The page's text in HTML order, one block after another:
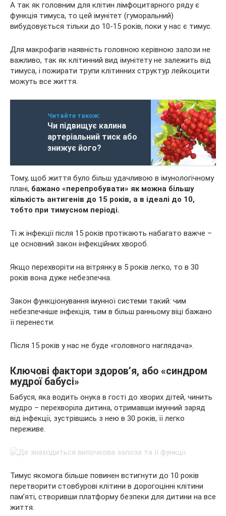
А так як головним для клітин лімфоцитарного ряду є
функція тимуса, то цей імунітет (гуморальний)
вибудовується тільки до 10-15 років, поки у нас є тимус.
Для макрофагів наявність головною керівною залози не
важливо, так як клітинний вид імунітету не залежить від
тимуса, і пожирати трупи клітинних структур лейкоцити
можуть все життя.
Читайте також:
Чи підвищує калина
артеріальний тиск або
знижує його?
Тому, щоб життя було більш удачливою в імунологічному
плані, бажано «перепробувати» як можна більшу
кількість антигенів до 15 років, а в ідеалі до 10,
тобто при тимусном періоді.
Ті ж інфекції після 15 років протікають набагато важче –
це основний закон інфекційних хвороб.
Якщо перехворіти на вітрянку в 5 років легко, то в 30
років вона дуже небезпечна.
Закон функціонування імунної системи такий: чим
небезпечніше інфекція, тим в більш ранньому віці бажано
її перенести.
Після 15 років у нас не буде «головного наглядача».
Ключові фактори здоров’я, або «синдром
мудрої бабусі»
Бабуся, яка водить онука в гості до хворих дітей, чинить
мудро – перехворіла дитина, отримавши імунний заряд
від інфекції, зустрівшись з нею в 30 років, її легко
переживе.
Тимус якомога більше повинен встигнути до 10 років
перетворити стовбурові клітини в дорогоцінні клітини
пам’яті, створивши платформу безпеки для дитини на все
життя.